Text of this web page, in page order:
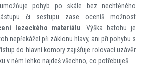
pohyb po skále bez nechtěného
či sestupu zase oceníš možnost
lezeckého materiálu. Výška batohu je
nepřekážel při záklonu hlavy, ani při pohybu s
do hlavní komory zajišťuje rolovací uzávěr
v něm lehko najdeš všechno, co potřebuješ.